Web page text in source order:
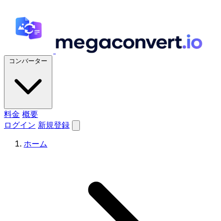
コンバーター
料金 概要
ログイン 新規登録
ホーム